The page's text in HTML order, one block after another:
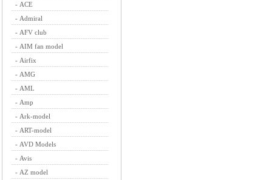
- ACE
- Admiral
- AFV club
- AIM fan model
- Airfix
- AMG
- AML
- Amp
- Ark-model
- ART-model
- AVD Models
- Avis
- AZ model